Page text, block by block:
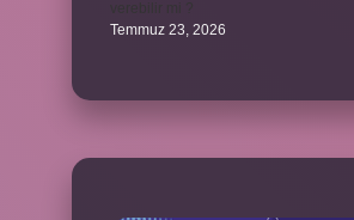
Temmuz 23, 2026